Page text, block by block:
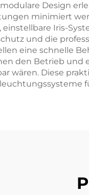
Design
minimiert
Iris-
und die
eine schnelle
den Betrieb
wären. Diese